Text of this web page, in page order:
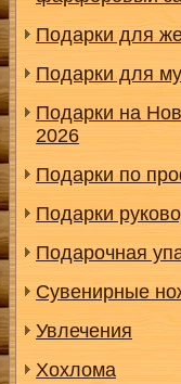
Подарки для
Подарки для
Подарки на
2026
Подарки по
Подарки
Подарочная
Сувенирные
Увлечения
Хохлома